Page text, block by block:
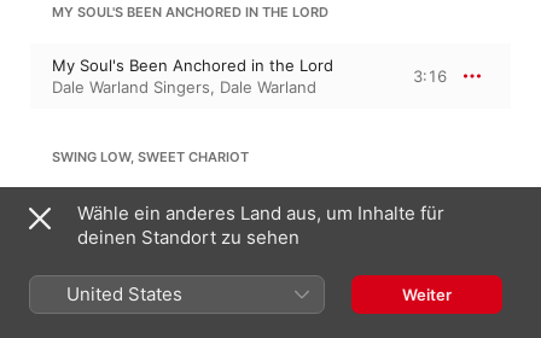
MY SOUL'S BEEN ANCHORED IN THE LORD
My Soul's Been Anchored in the Lord
Dale Warland Singers, Dale Warland
3:16
SWING LOW, SWEET CHARIOT
Swing Low, Sweet Chariot
Dale Warland,Dale Warland Singers
3:20
C. BARNETT
Wähle ein anderes Land aus, um Inhalte für
deinen Standort zu sehen
United States Weiter